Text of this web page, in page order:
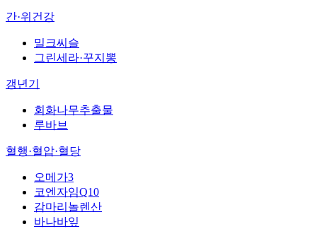
간·위건강
밀크씨슬
그린세라·꾸지뽕
갱년기
회화나무추출물
루바브
혈행·혈압·혈당
오메가3
코엔자임Q10
감마리놀렌산
바나바잎